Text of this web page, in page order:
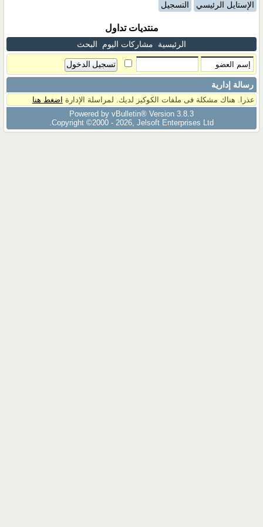
الإستايل الرئيسي التسجيل
منتديات تداول
الرئيسية مشاركات اليوم البحث
رسالة إدارية
عذرا. هناك مشكلة فى ملفات الكوكيز لديك. لمراسلة الإدارة اضغط هنا
Powered by vBulletin® Version 3.8.3
Copyright ©2000 - 2026, Jelsoft Enterprises Ltd.